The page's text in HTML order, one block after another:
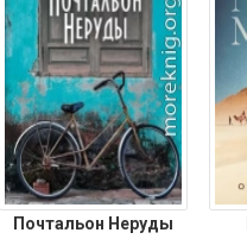
Почтальон Неруды